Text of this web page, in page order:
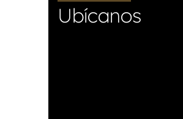
Ubícanos